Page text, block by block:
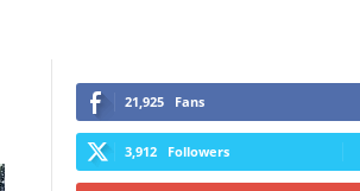
21,925 Fans
3,912 Followers